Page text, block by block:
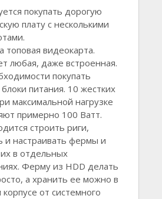
покупать дорогую
плату с несколькими
топовая видеокарта.
любая, даже встроенная.
покупать
питания. 10 жестких
максимальной нагрузке
примерно 100 Ватт.
строить риги,
и настраивать фермы и
в отдельных
Ферму из HDD делать
а хранить ее можно в
от системного